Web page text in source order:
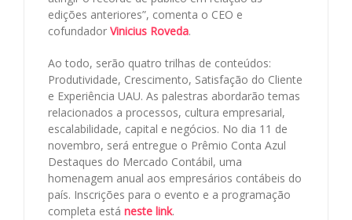
edições anteriores”, comenta o CEO e
cofundador Vinicius Roveda.
Ao todo, serão quatro trilhas de conteúdos:
Produtividade, Crescimento, Satisfação do Cliente
e Experiência UAU. As palestras abordarão temas
relacionados a processos, cultura empresarial,
escalabilidade, capital e negócios. No dia 11 de
novembro, será entregue o Prêmio Conta Azul
Destaques do Mercado Contábil, uma
homenagem anual aos empresários contábeis do
país. Inscrições para o evento e a programação
completa está neste link.